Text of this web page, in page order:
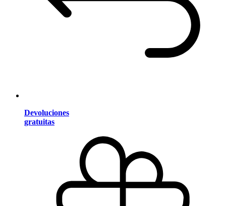
Devoluciones
gratuitas